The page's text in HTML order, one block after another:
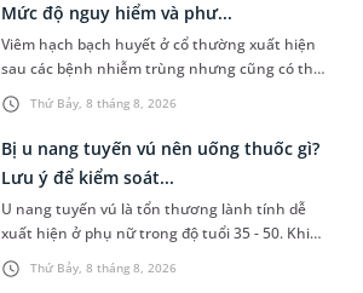
Thứ Bảy, 8 tháng 8, 2026
Mức độ nguy hiểm và phư...
Viêm hạch bạch huyết ở cổ thường xuất hiện
sau các bệnh nhiễm trùng nhưng cũng có thể
liên quan đến lao hạch hoặc ung thư. Để tìm
hiểu nguyên nhân gây viêm,...
Thứ Bảy, 8 tháng 8, 2026
Bị u nang tuyến vú nên uống thuốc gì?
Lưu ý để kiểm soát...
U nang tuyến vú là tổn thương lành tính dễ
xuất hiện ở phụ nữ trong độ tuổi 35 - 50. Khi
được chẩn đoán mắc bệnh, nhiều người
thường băn khoăn u nang tuyến v...